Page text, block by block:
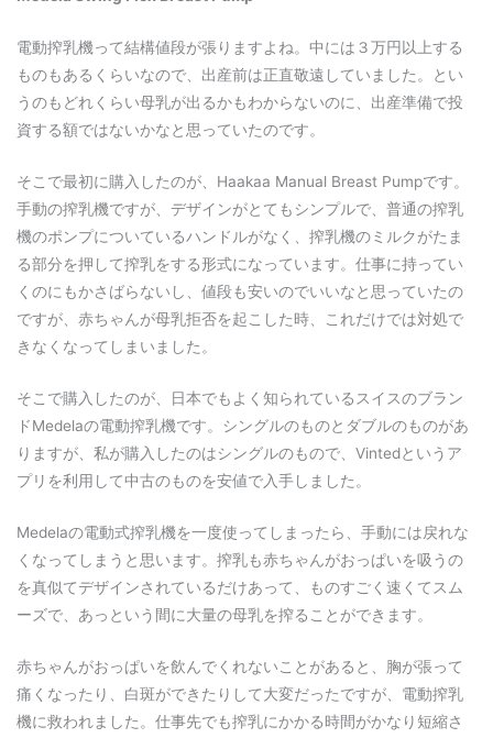
電動搾乳機って結構値段が張りますよね。中には３万円以上する
ものもあるくらいなので、出産前は正直敬遠していました。とい
うのもどれくらい母乳が出るかもわからないのに、出産準備で投
資する額ではないかなと思っていたのです。
そこで最初に購入したのが、Haakaa Manual Breast Pumpです。
手動の搾乳機ですが、デザインがとてもシンプルで、普通の搾乳
機のポンプについているハンドルがなく、搾乳機のミルクがたま
る部分を押して搾乳をする形式になっています。仕事に持ってい
くのにもかさばらないし、値段も安いのでいいなと思っていたの
ですが、赤ちゃんが母乳拒否を起こした時、これだけでは対処で
きなくなってしまいました。
そこで購入したのが、日本でもよく知られているスイスのブラン
ドMedelaの電動搾乳機です。シングルのものとダブルのものがあ
りますが、私が購入したのはシングルのもので、Vintedというア
プリを利用して中古のものを安値で入手しました。
Medelaの電動式搾乳機を一度使ってしまったら、手動には戻れな
くなってしまうと思います。搾乳も赤ちゃんがおっぱいを吸うの
を真似てデザインされているだけあって、ものすごく速くてスム
ーズで、あっという間に大量の母乳を搾ることができます。
赤ちゃんがおっぱいを飲んでくれないことがあると、胸が張って
痛くなったり、白斑ができたりして大変だったですが、電動搾乳
機に救われました。仕事先でも搾乳にかかる時間がかなり短縮さ